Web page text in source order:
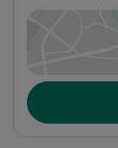
Dostępność